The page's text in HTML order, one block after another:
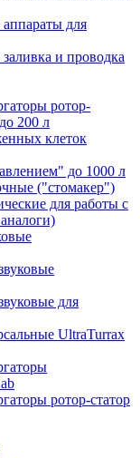
аппараты для
и проводка
ротор-
200 л
клеток
до 1000 л
("стомакер")
для работы с
для
UltraTurrax
ротор-статор